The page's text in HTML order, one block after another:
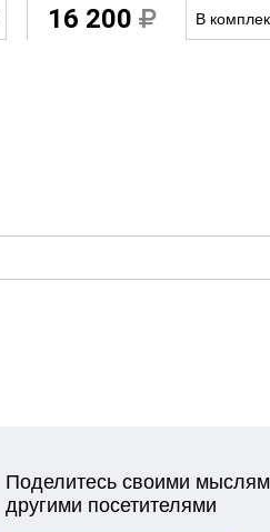
16 200 В
Поделитесь своими
другими посетителями